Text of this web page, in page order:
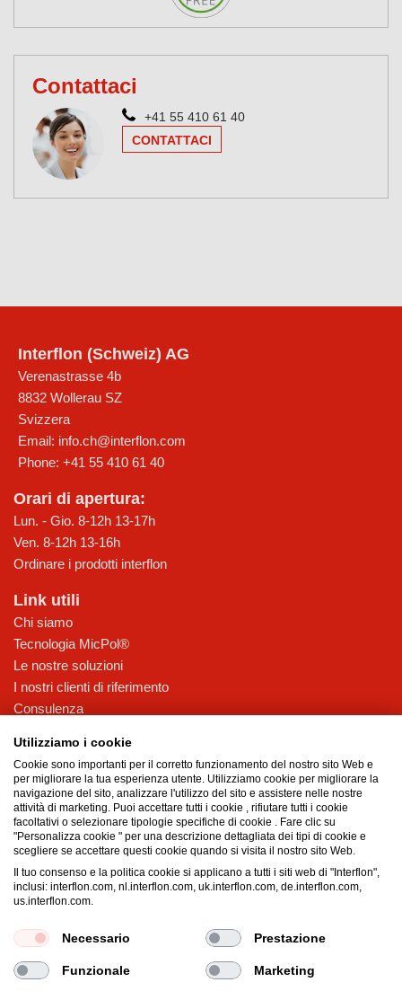
Contattaci
+41 55 410 61 40
CONTATTACI
Interflon (Schweiz) AG
Verenastrasse 4b
8832 Wollerau SZ
Svizzera
Email: info.ch@interflon.com
Phone: +41 55 410 61 40
Orari di apertura:
Lun. - Gio. 8-12h 13-17h
Ven. 8-12h 13-16h
Ordinare i prodotti interflon
Link utili
Chi siamo
Tecnologia MicPol®
Le nostre soluzioni
I nostri clienti di riferimento
Consulenza
Contatti
Sostenibilità @ Interflon
PFAS/PTFE free
EcoVadis Gold
Certificazione NSF 537
Imballaggio PCR per cartucce di grasso
MOSH e MOAH
Termini e condizioni Dichiarazione sulla privacy
Utilizziamo i cookie
Cookie sono importanti per il corretto funzionamento del nostro sito Web e
per migliorare la tua esperienza utente. Utilizziamo cookie per migliorare la
navigazione del sito, analizzare l'utilizzo del sito e assistere nelle nostre
attività di marketing. Puoi accettare tutti i cookie , rifiutare tutti i cookie
facoltativi o selezionare tipologie specifiche di cookie . Fare clic su
"Personalizza cookie " per una descrizione dettagliata dei tipi di cookie e
scegliere se accettare questi cookie quando si visita il nostro sito Web.
Il tuo consenso e la politica cookie si applicano a tutti i siti web di "Interflon",
inclusi: interflon.com, nl.interflon.com, uk.interflon.com, de.interflon.com,
us.interflon.com.
Necessario Prestazione
Funzionale Marketing